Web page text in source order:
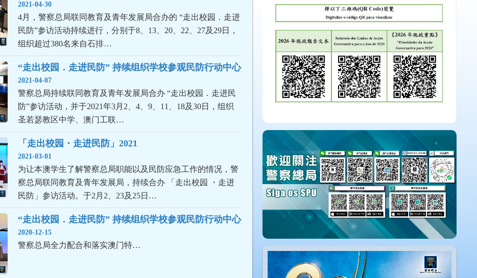
2021-04-30
4月，警察总局联同教育及青年发展局合办的 “走出校园．走进
民防”参访活动持续进行，分别于8、13、20、22、27及29日，
组织超过380名来自石排…
“走出校园．走进民防” 持续组织学校参观民防行动中心
2021-04-07
警察总局持续联同教育及青年发展局合办 “走出校园．走进民
防”参访活动，并于2021年3月2、4、9、11、18及30日，组织
圣若瑟教区中学、澳门工联…
「走出校园・走进民防」2021
2021-03-01
为让本澳学生了解警察总局职能以及民防应急工作的情况，警
察总局联同教育及青年发展局，持续合办 「走出校园 ・走进
民防」参访活动。于2月2、23及25日…
“走出校园．走进民防” 持续组织学校参观民防行动中心
2020-12-15
警察总局全力配合和落实澳门特…